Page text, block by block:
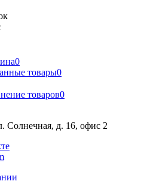
0
товары0
товаров0
Солнечная, д. 16, офис 2